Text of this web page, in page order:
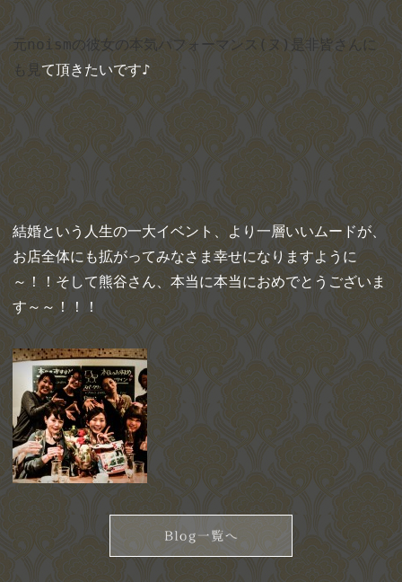
元noism の彼女の本気パフォーマンス ( ヌ) 是非皆さんに
も見て頂きたいです♪
結婚という人生の一大イベント、より一層いいムードが、
お店全体にも拡がってみなさま幸せになりますように
～！！そして熊谷さん、本当に本当におめでとうございま
す～～！！！